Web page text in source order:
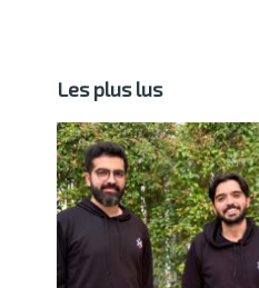
Les plus lus